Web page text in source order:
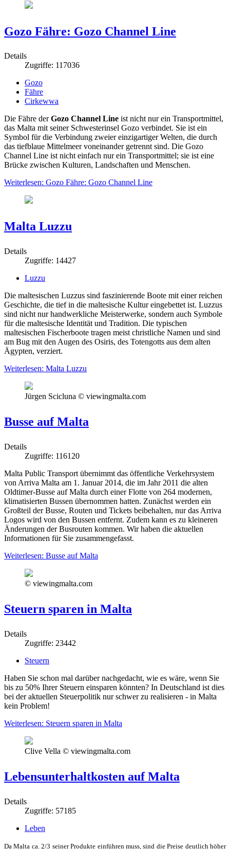
Gozo Fähre: Gozo Channel Line
Details
Zugriffe: 117036
Gozo
Fähre
Cirkewwa
Die Fähre derGozo Channel Line ist nicht nur ein Transportmittel,
das Malta mit seiner Schwesterinsel Gozo verbindet. Sie ist ein
Symbol für die Verbindung zweier einzigartiger Welten, die durch
das tiefblaue Mittelmeer voneinander getrennt sind. Die Gozo
Channel Line ist nicht einfach nur ein Transportmittel; sie ist eine
Brücke zwischen Kulturen, Landschaften und Menschen.
Weiterlesen: Gozo Fähre: Gozo Channel Line
Malta Luzzu
Details
Zugriffe: 14427
Luzzu
Die maltesischen Luzzus sind faszinierende Boote mit einer reichen
Geschichte, die tief in die maltesische Kultur eingebettet ist. Luzzus
sind nicht nur handwerkliche Meisterwerke, sondern auch Symbole
für die maltesische Identität und Tradition. Die typischen
maltesischen Fischerboote tragen meist christliche Namen und sind
am Bug mit den Augen des Osiris, des Totengotts aus dem alten
Ägypten, verziert.
Weiterlesen: Malta Luzzu
Jürgen Scicluna © viewingmalta.com
Busse auf Malta
Details
Zugriffe: 116120
Malta Public Transport übernimmt das öffentliche Verkehrsystem
von Arriva Malta am 1. Januar 2014, die im Jahr 2011 die alten
Oldtimer-Busse auf Malta durch einer Flotte von 264 modernen,
klimatisierten Bussen übernommen hatten. Zunächst werden ein
Großteil der Busse, Routen und Tickets beibehalten, nur das Arriva
Logos wird von den Bussen entfernt. Zudem kann es zu kleineren
Änderungen der Busrouten kommen. Wir haben die aktuellen
Informationen für Sie zusammengefasst.
Weiterlesen: Busse auf Malta
© viewingmalta.com
Steuern sparen in Malta
Details
Zugriffe: 23442
Steuern
Haben Sie schon mal darüber nachgedacht, wie es wäre, wenn Sie
bis zu 50% Ihrer Steuern einsparen könnten? In Deutschland ist dies
bei der aktuellen Steuerpolitik nur schwer zu realisieren - in Malta
kein Problem!
Weiterlesen: Steuern sparen in Malta
Clive Vella © viewingmalta.com
Lebensunterhaltkosten auf Malta
Details
Zugriffe: 57185
Leben
Da Malta ca. 2/3 seiner Produkte einführen muss, sind die Preise deutlich höher